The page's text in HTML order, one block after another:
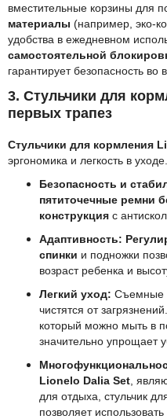
вместительные корзины для
материалы (например, эко-
удобства в ежедневном
самостоятельной
гарантирует безопасность во
3. Стульчики для
первых трапез
Стульчики для кормления
эргономика и легкость в уходе.
Безопасность и
пятиточечные ремни
конструкция с
Адаптивность:
спинки и подножки
возраст ребенка и
Легкий уход: Съемные
чистятся от загрязнений.
который можно мыть в
значительно упрощает
Lionelo Dalia Set ,
для отдыха, стульчик
позволяет использовать